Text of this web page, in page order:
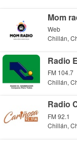
Mom
Web
Chillán,
Radio
FM 104.7
Chillán,
Radio
FM 92.1
Chillán,